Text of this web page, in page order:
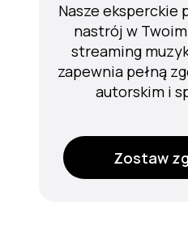
Zostaw
Nasze eksperckie
nastrój w
streaming
zapewnia pełną
autorskim i